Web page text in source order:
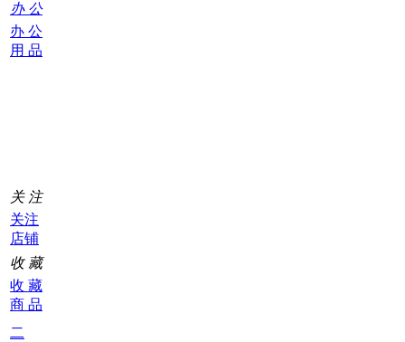
办 公
办 公
用 品
关 注
关注
店铺
收 藏
收 藏
商 品
二